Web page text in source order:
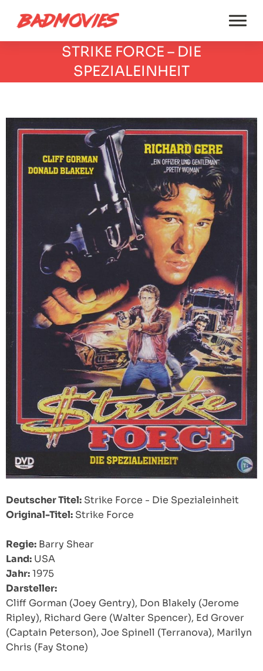
STRIKE FORCE – DIE
SPEZIALEINHEIT
Deutscher Titel: Strike Force - Die Spezialeinheit
Original-Titel: Strike Force
Regie: Barry Shear
Land: USA
Jahr:1975
Darsteller:
Cliff Gorman (Joey Gentry), Don Blakely (Jerome
Ripley), Richard Gere (Walter Spencer), Ed Grover
(Captain Peterson), Joe Spinell (Terranova), Marilyn
Chris (Fay Stone)